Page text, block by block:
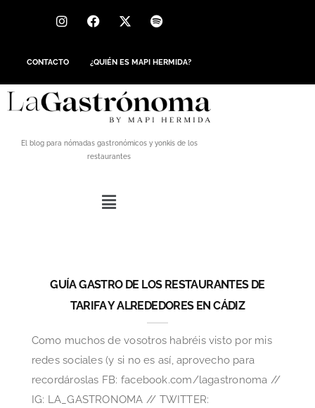
CONTACTO ¿QUIÉN ES MAPI HERMIDA?
El blog para nómadas gastronómicos y yonkis de los
restaurantes
GUÍA GASTRO DE LOS RESTAURANTES DE
TARIFA Y ALREDEDORES EN CÁDIZ
Como muchos de vosotros habréis visto por mis
redes sociales (y si no es así, aprovecho para
recordároslas FB: facebook.com/lagastronoma //
IG: LA_GASTRONOMA // TWITTER: